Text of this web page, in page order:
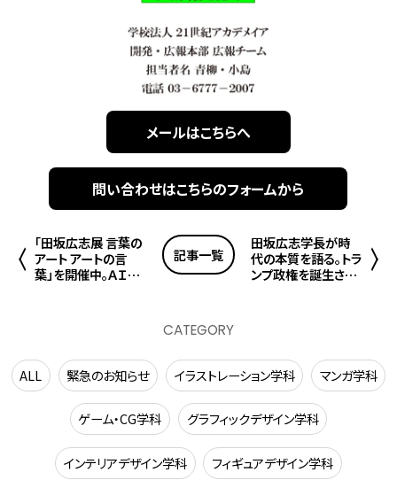
メールはこちらへ
問い合わせはこちらのフォームから
「田坂広志展 言葉の
アート アートの言
葉」を開催中。ＡＩ時
「返歌byアート」に注
目
記事一覧
田坂広志学長が時
代の本質を語る。トラ
ンプ政権を誕生させ
CATEGORY
ALL 緊急のお知らせ イラストレーション学科 マンガ学科
ゲーム・CG学科 グラフィックデザイン学科
インテリアデザイン学科 フィギュアデザイン学科